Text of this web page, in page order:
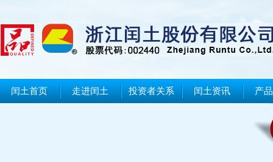
闰土首页 走进闰土 投资者关系 闰土资讯 产